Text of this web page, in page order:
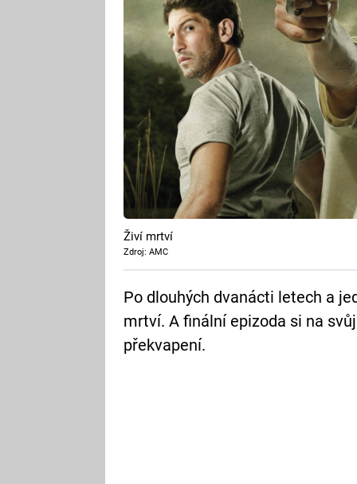
Živí mrtví
Zdroj: AMC
Po dlouhých dvanácti letech a
mrtví. A finální epizoda si na
překvapení.